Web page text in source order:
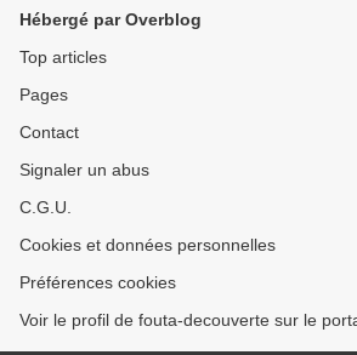
Hébergé par Overblog
Top articles
Pages
Contact
Signaler un abus
C.G.U.
Cookies et données personnelles
Préférences cookies
Voir le profil de fouta-decouverte sur le